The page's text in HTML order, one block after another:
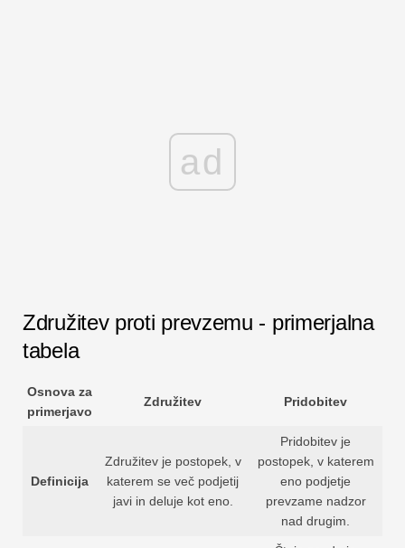
ad
Združitev proti prevzemu - primerjalna
tabela
Osnova za
primerjavo
Združitev Pridobitev
Definicija
Združitev je postopek, v
katerem se več podjetij
javi in ​​deluje kot eno.
Pridobitev je
postopek, v katerem
eno podjetje
prevzame nadzor
nad drugim.